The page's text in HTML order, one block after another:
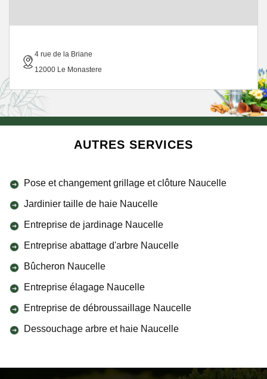
4 rue de la Briane
12000 Le Monastere
AUTRES SERVICES
Pose et changement grillage et clôture Naucelle
Jardinier taille de haie Naucelle
Entreprise de jardinage Naucelle
Entreprise abattage d'arbre Naucelle
Bûcheron Naucelle
Entreprise élagage Naucelle
Entreprise de débroussaillage Naucelle
Dessouchage arbre et haie Naucelle